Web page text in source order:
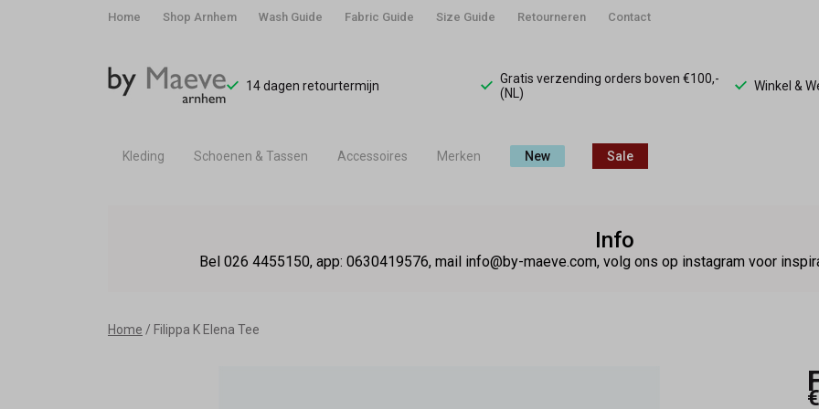
Home Shop Arnhem Wash Guide Fabric Guide Size Guide Retourneren Contact
14 dagen retourtermijn
Gratis verzending orders boven €100,-
(NL)
Winkel &
Kleding Schoenen & Tassen Accessoires Merken New Sale
Info
Bel 026 4455150, app: 0630419576, mail info@by-maeve.com, volg ons op instagram voor
Home Filippa K Elena Tee